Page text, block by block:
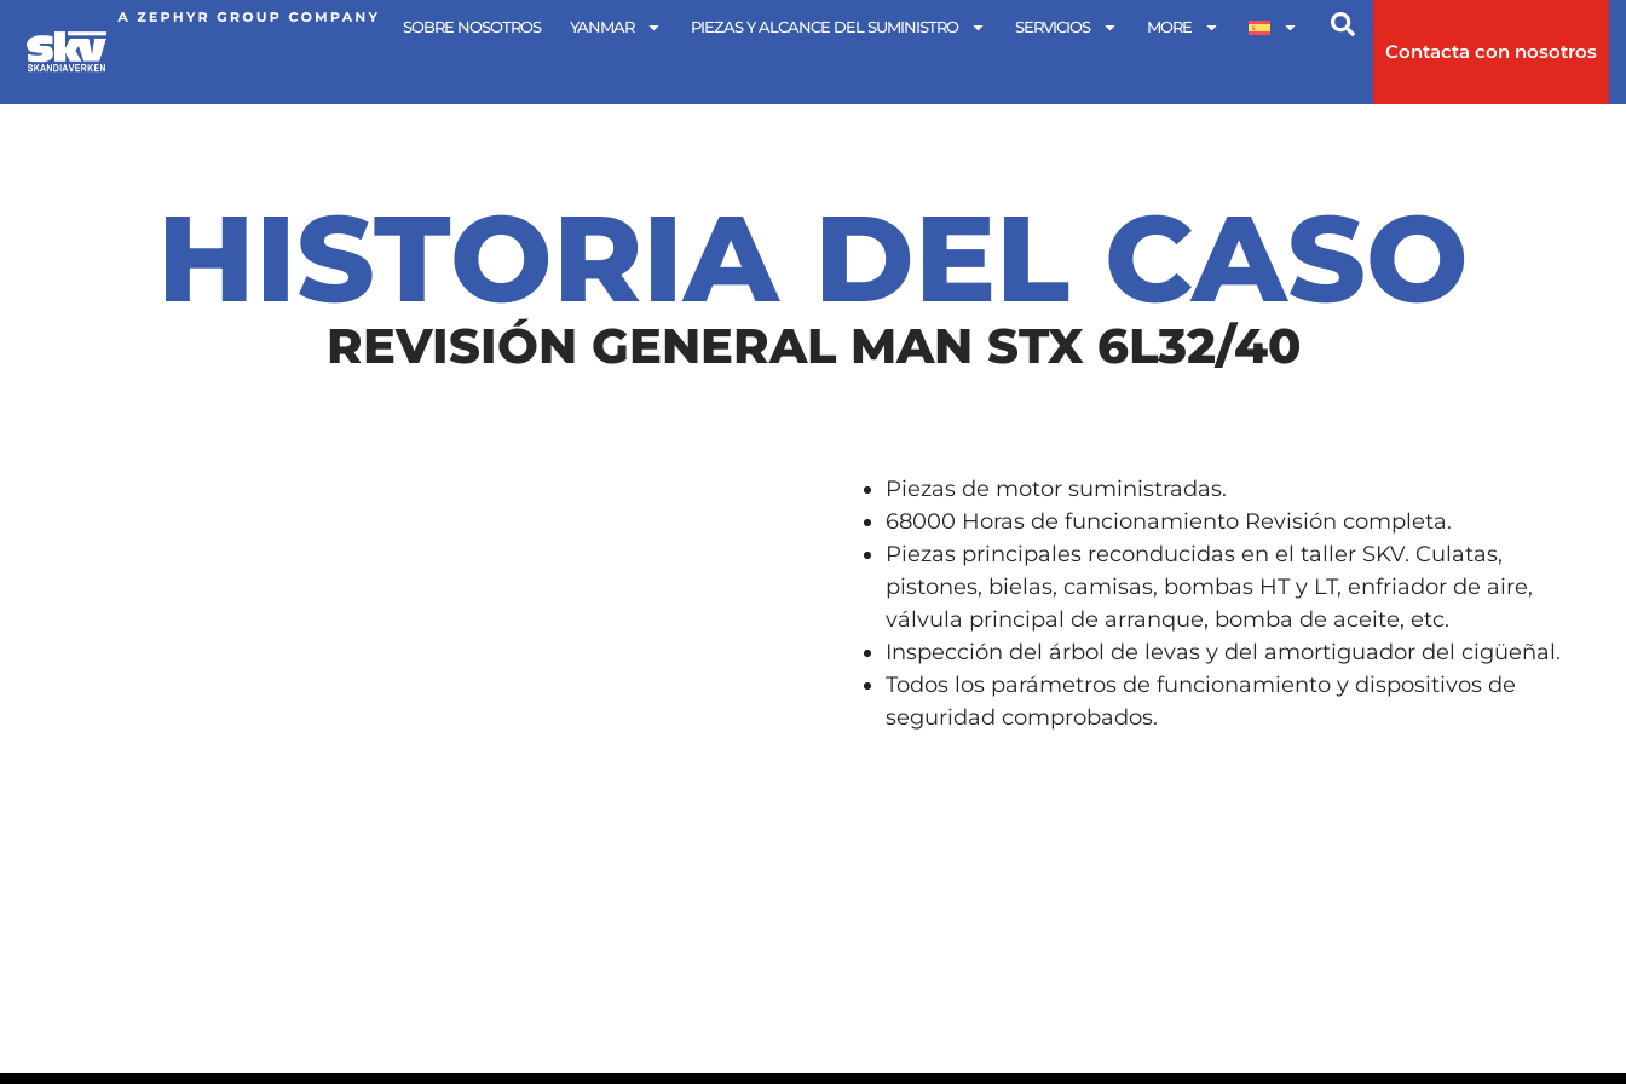
SOBRE NOSOTROS YANMAR PIEZAS Y ALCANCE DEL SUMINISTRO SERVICIOS MORE
Contacta con nosotros
HISTORIA DEL CASO
REVISIÓN GENERAL MAN STX 6L32/40
Piezas de motor suministradas.
68000 Horas de funcionamiento Revisión completa.
Piezas principales reconducidas en el taller SKV. Culatas,
pistones, bielas, camisas, bombas HT y LT, enfriador de aire,
válvula principal de arranque, bomba de aceite, etc.
Inspección del árbol de levas y del amortiguador del cigüeñal.
Todos los parámetros de funcionamiento y dispositivos de
seguridad comprobados.